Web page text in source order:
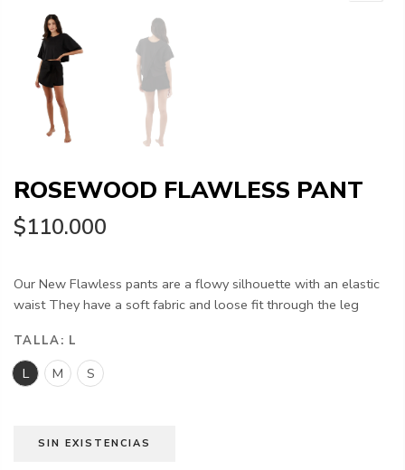
ROSEWOOD FLAWLESS PANT
$110.000
Our New Flawless pants are a flowy silhouette with an elastic
waist They have a soft fabric and loose fit through the leg
TALLA: L
L M S
SIN EXISTENCIAS